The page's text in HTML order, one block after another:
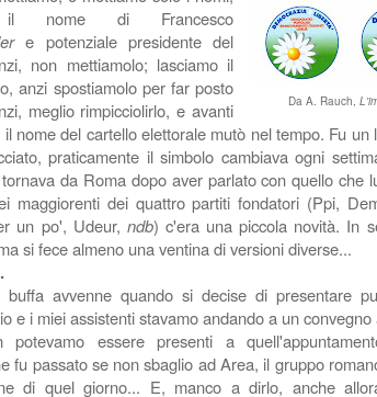
Da A. Rauch,
il nome di Francesco
e potenziale presidente del
non mettiamolo; lasciamo il
anzi spostiamolo per far posto
meglio rimpicciolirlo, e avanti
nome del cartello elettorale mutò nel tempo. Fu un
praticamente il simbolo cambiava ogni
da Roma dopo aver parlato con quello che
maggiorenti dei quattro partiti fondatori (Ppi,
un po', Udeur, ndb) c'era una piccola novità. In
si fece almeno una ventina di versioni diverse...
avvenne quando si decise di presentare
e i miei assistenti stavamo andando a un
essere presenti a
fu passato se non sbaglio ad Area, il gruppo
di quel giorno... E, manco a dirlo, anche